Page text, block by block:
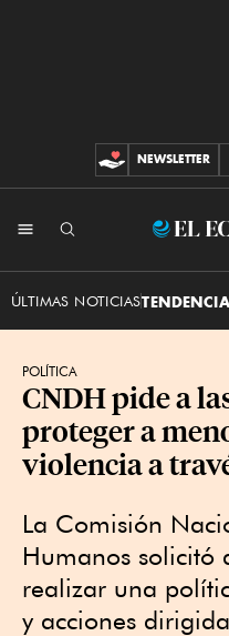
CONTRIBUCIONES
NEWSLETTER
ÚLTIMAS NOTICIAS
POLÍTICA
CNDH pide a
proteger a
violencia a
La Comisión
Humanos solicitó
realizar una
y acciones